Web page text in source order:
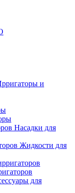
и
Насадки для
Жидкости для